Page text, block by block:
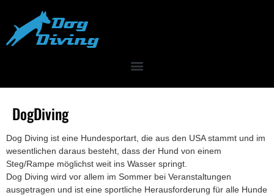
DogDiving
Dog Diving ist eine Hundesportart, die aus den USA stammt und im
wesentlichen daraus besteht, dass der Hund von einem
Steg/Rampe möglichst weit ins Wasser springt.
Dog Diving wird vor allem im Sommer bei Veranstaltungen
ausgetragen und ist eine sportliche Herausforderung für alle Hunde